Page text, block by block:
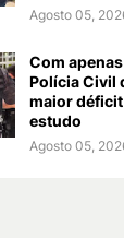
Agosto 05,
Com
Polícia Civil
maior
estudo
Agosto 05,